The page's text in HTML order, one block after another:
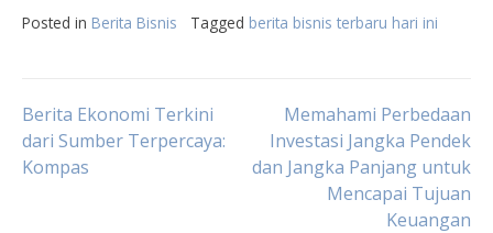
Posted in Berita Bisnis Tagged berita bisnis terbaru hari ini
Post
navigation
Berita Ekonomi Terkini
dari Sumber Terpercaya:
Kompas
Memahami Perbedaan
Investasi Jangka Pendek
dan Jangka Panjang untuk
Mencapai Tujuan
Keuangan